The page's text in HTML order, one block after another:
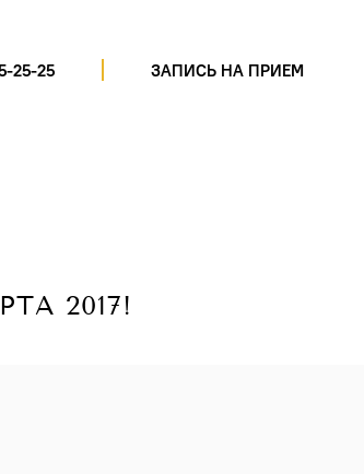
25-25 ЗАПИСЬ НА ПРИЕМ
2017!